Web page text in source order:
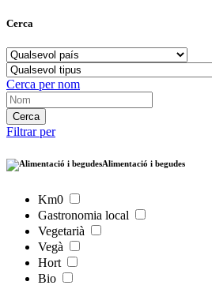
Cerca
Cerca per nom
Filtrar per
Alimentació i begudes
Km0
Gastronomia local
Vegetarià
Vegà
Hort
Bio